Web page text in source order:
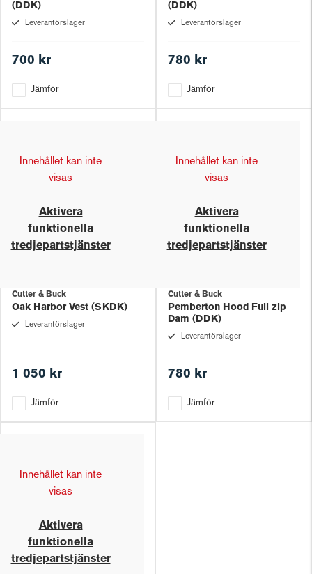
(DDK)
Leverantörslager
700 kr
Jämför
(DDK)
Leverantörslager
780 kr
Jämför
Innehållet kan inte
visas
Aktivera
funktionella
tredjepartstjänster
Cutter & Buck
Oak Harbor Vest (SKDK)
Leverantörslager
1 050 kr
Jämför
Innehållet kan inte
visas
Aktivera
funktionella
tredjepartstjänster
Cutter & Buck
Pemberton Hood Full zip
Dam (DDK)
Leverantörslager
780 kr
Jämför
Innehållet kan inte
visas
Aktivera
funktionella
tredjepartstjänster